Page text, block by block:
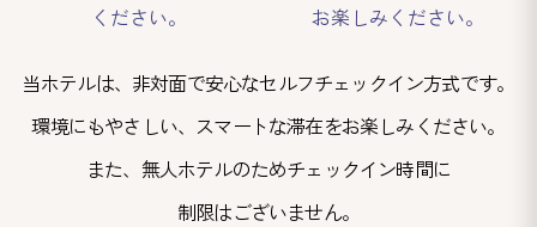
ください。
お楽しみください。
当ホテルは、非対面で安心なセルフチェックイン方式です。
環境にもやさしい、スマートな滞在をお楽しみください。
また、無人ホテルのためチェックイン時間に
制限はございません。